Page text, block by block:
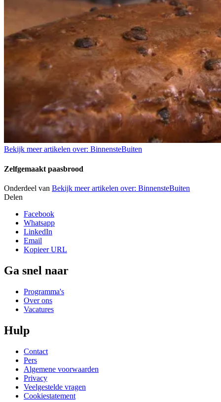
Bekijk meer artikelen over: BinnensteBuiten
Zelfgemaakt paasbrood
Onderdeel van Bekijk meer artikelen over: BinnensteBuiten
Delen
Facebook
Whatsapp
LinkedIn
Email
Kopieer URL
Ga snel naar
Programma's
Over ons
Vacatures
Hulp
Contact
Pers
Algemene voorwaarden
Privacy
Veelgestelde vragen
Cookiestatement